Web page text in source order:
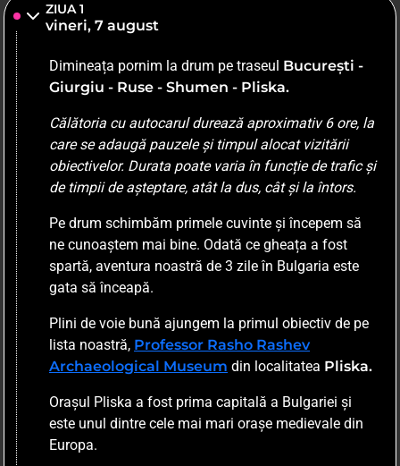
ZIUA 1
vineri, 7 august
Dimineața pornim la drum pe traseul București -
Giurgiu - Ruse - Shumen - Pliska.
Călătoria cu autocarul durează aproximativ 6 ore, la
care se adaugă pauzele și timpul alocat vizitării
obiectivelor. Durata poate varia în funcție de trafic și
de timpii de așteptare, atât la dus, cât și la întors.
Pe drum schimbăm primele cuvinte și începem să
ne cunoaștem mai bine. Odată ce gheața a fost
spartă, aventura noastră de 3 zile în Bulgaria este
gata să înceapă.
Plini de voie bună ajungem la primul obiectiv de pe
lista noastră, Professor Rasho Rashev
Archaeological Museum din localitatea Pliska.
Orașul Pliska a fost prima capitală a Bulgariei și
este unul dintre cele mai mari orașe medievale din
Europa.